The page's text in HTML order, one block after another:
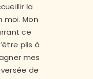
la
moi. Mon
ce
plis à
mes
de